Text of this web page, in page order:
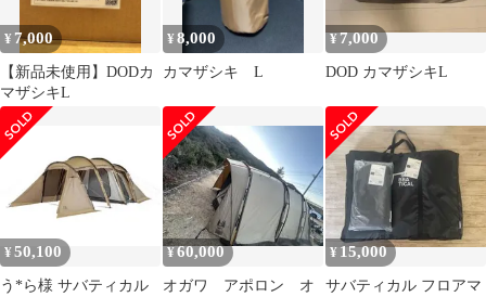
¥ 7,000
【新品未使用】DODカ
マザシキL
¥8,000
カマザシキ L
¥7,000
DOD カマザシキL
¥50,100
う*ら様 サバティカル
¥60,000
オガワ アポロン オ
¥ 15,000
サバティカル フロアマ